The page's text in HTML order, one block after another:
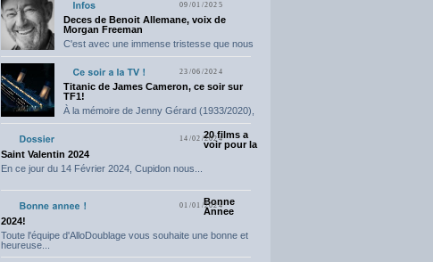
09/01/2025
Deces de Benoit Allemane, voix de
Morgan Freeman
C'est avec une immense tristesse que nous
23/06/2024
Titanic de James Cameron, ce soir sur
TF1!
À la mémoire de Jenny Gérard (1933/2020),
14/02/202420 films a
voir pour la
Saint Valentin 2024
En ce jour du 14 Février 2024, Cupidon nous...
01/01/2024
Bonne
Annee
2024!
Toute l'équipe d'AlloDoublage vous souhaite une bonne et
heureuse...